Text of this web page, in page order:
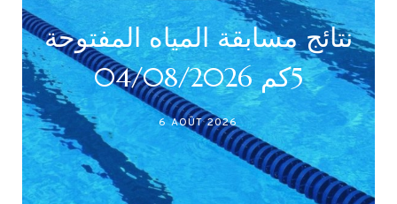
نتائج
5كم 04/08/2026
بطولة جميع الأصناف
/أصاغر/أواسط /
أكابر)
27 JUILLET 2026